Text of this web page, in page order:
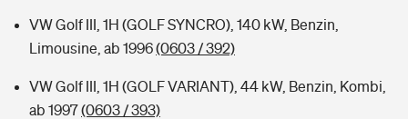
VW Golf III, 1H (GOLF SYNCRO), 140 kW, Benzin,
Limousine, ab 1996(0603 / 392)
VW Golf III, 1H (GOLF VARIANT), 44 kW, Benzin, Kombi,
ab 1997(0603 / 393)